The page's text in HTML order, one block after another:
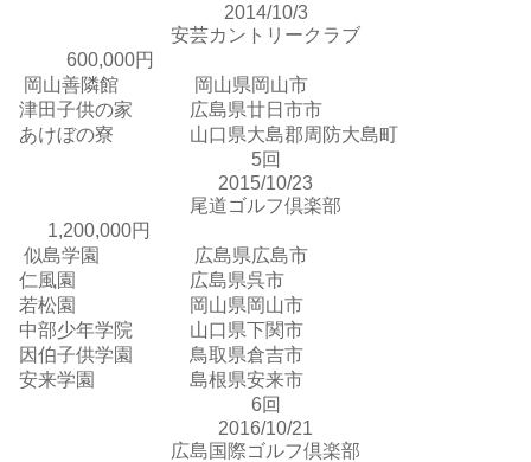
2014/10/3
安芸カントリークラブ
600,000円
岡山善隣館 岡山県岡山市
津田子供の家 広島県廿日市市
あけぼの寮 山口県大島郡周防大島町
5回
2015/10/23
尾道ゴルフ倶楽部
1,200,000円
似島学園 広島県広島市
仁風園 広島県呉市
若松園 岡山県岡山市
中部少年学院 山口県下関市
因伯子供学園 鳥取県倉吉市
安来学園 島根県安来市
6回
2016/10/21
広島国際ゴルフ倶楽部